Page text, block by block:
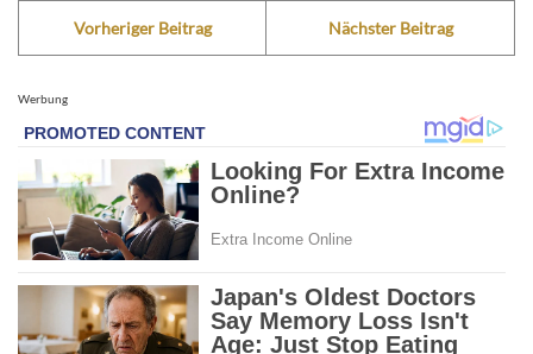
Vorheriger Beitrag Nächster Beitrag
Werbung